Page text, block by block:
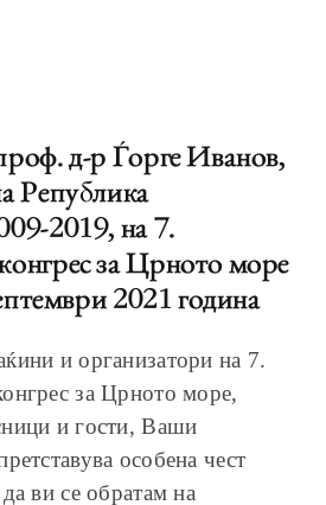
д-р Ѓорге Иванов,
Република
2019, на 7.
за Црното море
2021 година
и организатори на 7.
за Црното море,
и гости, Ваши
особена чест
ви се обратам на